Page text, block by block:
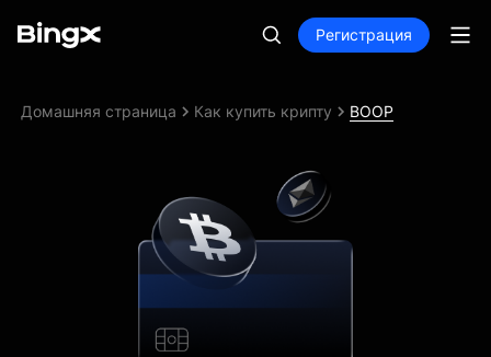
Регистрация
Домашняя страница Как купить крипту BOOP